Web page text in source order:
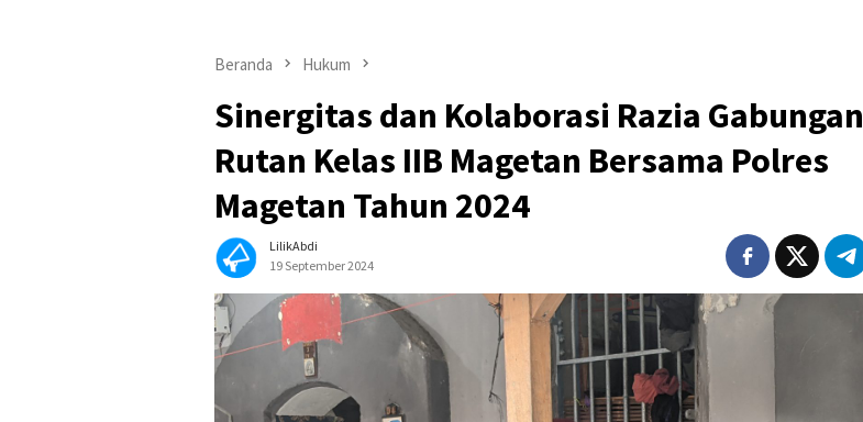
Beranda Hukum
Sinergitas dan Kolaborasi Razia Gabungan
Rutan Kelas IIB Magetan Bersama Polres
Magetan Tahun 2024
LilikAbdi
19 September 2024